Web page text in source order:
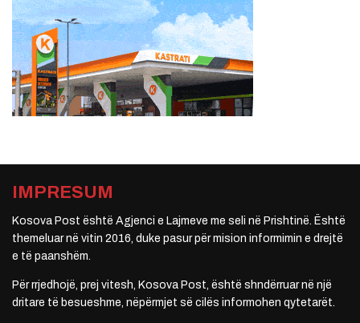
IMPRESUM
Kosova Post është Agjenci e Lajmeve me seli në Prishtinë. Është
themeluar në vitin 2016, duke pasur për mision informimin e drejtë
e të paanshëm.
Për rrjedhojë, prej vitesh, Kosova Post, është shndërruar në një
dritare të besueshme, nëpërmjet së cilës informohen qytetarët.